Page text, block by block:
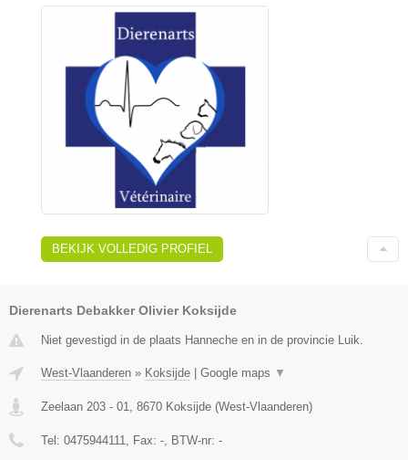
BEKIJK VOLLEDIG PROFIEL
Dierenarts Debakker Olivier Koksijde
Niet gevestigd in de plaats Hanneche en in de provincie Luik.
West-Vlaanderen » Koksijde Google maps ▼
Zeelaan 203 - 01 8670 Koksijde (West-Vlaanderen)
Tel: 0475944111 , Fax: - , BTW-nr: -